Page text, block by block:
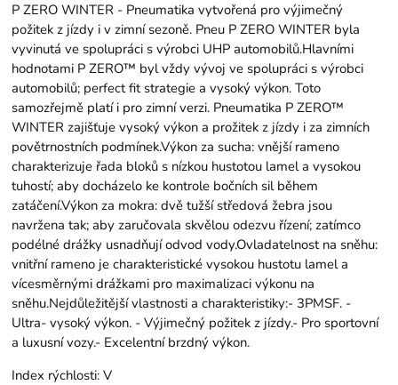
P ZERO WINTER - Pneumatika vytvořená pro výjimečný
požitek z jízdy i v zimní sezoně. Pneu P ZERO WINTER byla
vyvinutá ve spolupráci s výrobci UHP automobilů.Hlavními
hodnotami P ZERO™ byl vždy vývoj ve spolupráci s výrobci
automobilů; perfect fit strategie a vysoký výkon. Toto
samozřejmě platí i pro zimní verzi. Pneumatika P ZERO™
WINTER zajišťuje vysoký výkon a prožitek z jízdy i za zimních
povětrnostních podmínek.Výkon za sucha: vnější rameno
charakterizuje řada bloků s nízkou hustotou lamel a vysokou
tuhostí; aby docházelo ke kontrole bočních sil během
zatáčení.Výkon za mokra: dvě tužší středová žebra jsou
navržena tak; aby zaručovala skvělou odezvu řízení; zatímco
podélné drážky usnadňují odvod vody.Ovladatelnost na sněhu:
vnitřní rameno je charakteristické vysokou hustotu lamel a
vícesměrnými drážkami pro maximalizaci výkonu na
sněhu.Nejdůležitější vlastnosti a charakteristiky:- 3PMSF. -
Ultra- vysoký výkon. - Výjimečný požitek z jízdy.- Pro sportovní
a luxusní vozy.- Excelentní brzdný výkon.
Index rýchlosti: V